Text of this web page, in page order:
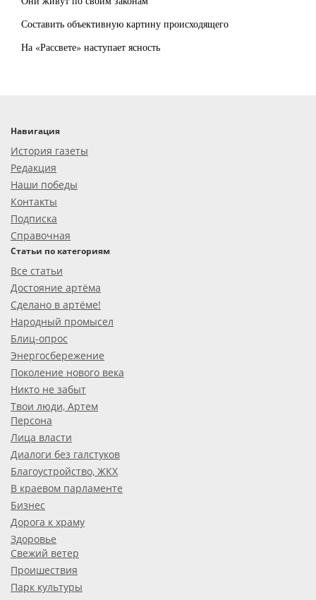
Составить объективную картину происходящего
На «Рассвете» наступает ясность
Навигация
История газеты
Редакция
Наши победы
Контакты
Подписка
Справочная
Статьи по категориям
Все статьи
Достояние артёма
Сделано в артёме!
Народный промысел
Блиц-опрос
Энергосбережение
Поколение нового века
Никто не забыт
Твои люди, Артем
Персона
Лица власти
Диалоги без галстуков
Благоустройство, ЖКХ
В краевом парламенте
Бизнес
Дорога к храму
Здоровье
Свежий ветер
Проишествия
Парк культуры